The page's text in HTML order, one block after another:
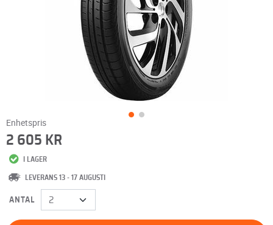
Enhetspris
2 605 KR
I LAGER
LEVERANS 13 - 17 AUGUSTI
ANTAL